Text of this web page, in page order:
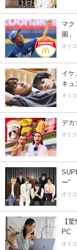
マク
園」
オリ
イケ
キュ
オリ
デカ
オリ
ー”
オリ
【
PC
オリ